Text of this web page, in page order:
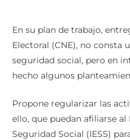
En su plan de trabajo,
Electoral (CNE), no consta
seguridad social, pero en
hecho algunos
Propone regularizar las
ello, que puedan afiliarse
Seguridad Social (IESS)